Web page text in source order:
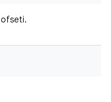
ofseti.